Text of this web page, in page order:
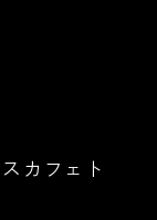
カフェト